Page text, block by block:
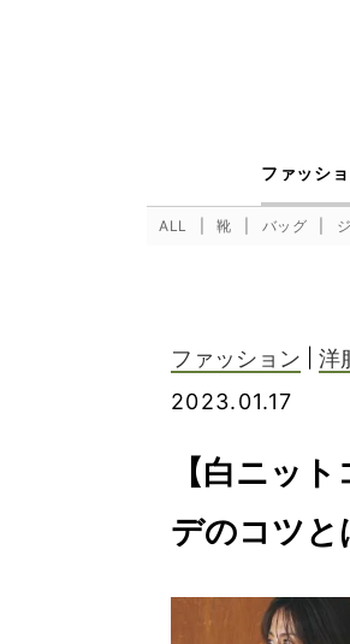
ファッシ
ALL 靴 バッグ
ファッション
洋
2023.01.17
【白ニッ
デのコツと